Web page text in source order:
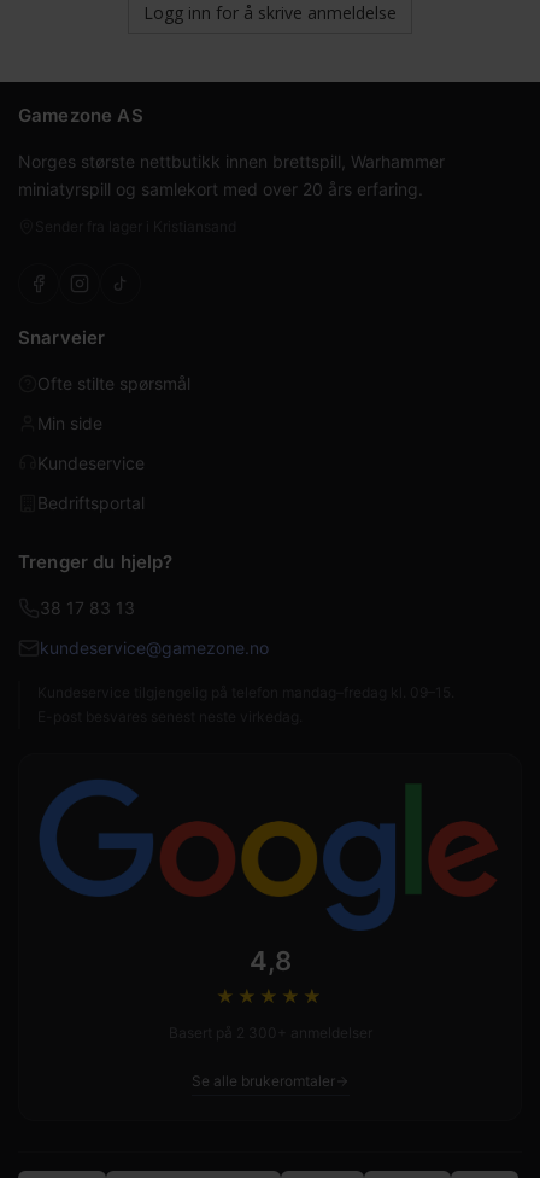
Logg inn for å skrive anmeldelse
Gamezone AS
Norges største nettbutikk innen brettspill, Warhammer
miniatyrspill og samlekort med over 20 års erfaring.
Snarveier
Ofte stilte spørsmål
Min side
Kundeservice
Bedriftsportal
Trenger du hjelp?
38 17 83 13
kundeservice@gamezone.no
4,8
★★★★ ★
Se alle brukeromtaler